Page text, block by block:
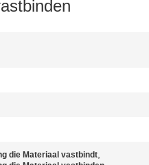
die Materiaal vastbindt,